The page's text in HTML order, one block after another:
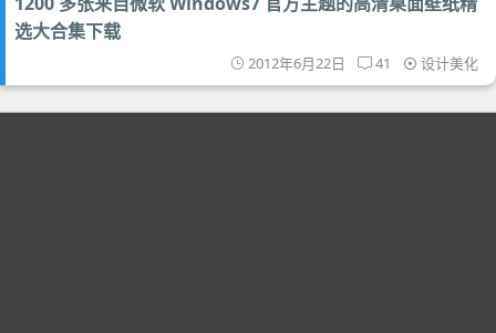
选大合集下载
2012年6月22日 41 设计美化